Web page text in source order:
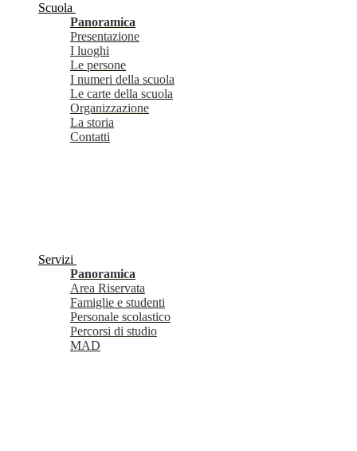
Scuola
Panoramica
Presentazione
I luoghi
Le persone
I numeri della scuola
Le carte della scuola
Organizzazione
La storia
Contatti
Servizi
Panoramica
Area Riservata
Famiglie e studenti
Personale scolastico
Percorsi di studio
MAD